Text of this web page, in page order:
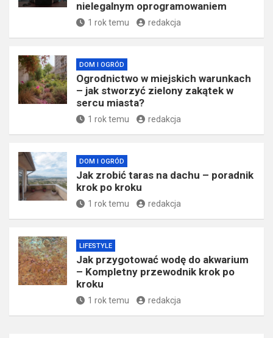
1 rok temu redakcja
Piractwo komputerowe: Skutki,
zagrożenia i sposoby walki z
nielegalnym oprogramowaniem
1 rok temu
Ogrodnictwo w miejskich warunkach
– jak stworzyć zielony zakątek w
sercu miasta?
1 rok temu redakcja
DOM I OGRÓD
Jak zrobić taras na dachu – poradnik
krok po kroku
1 rok temu